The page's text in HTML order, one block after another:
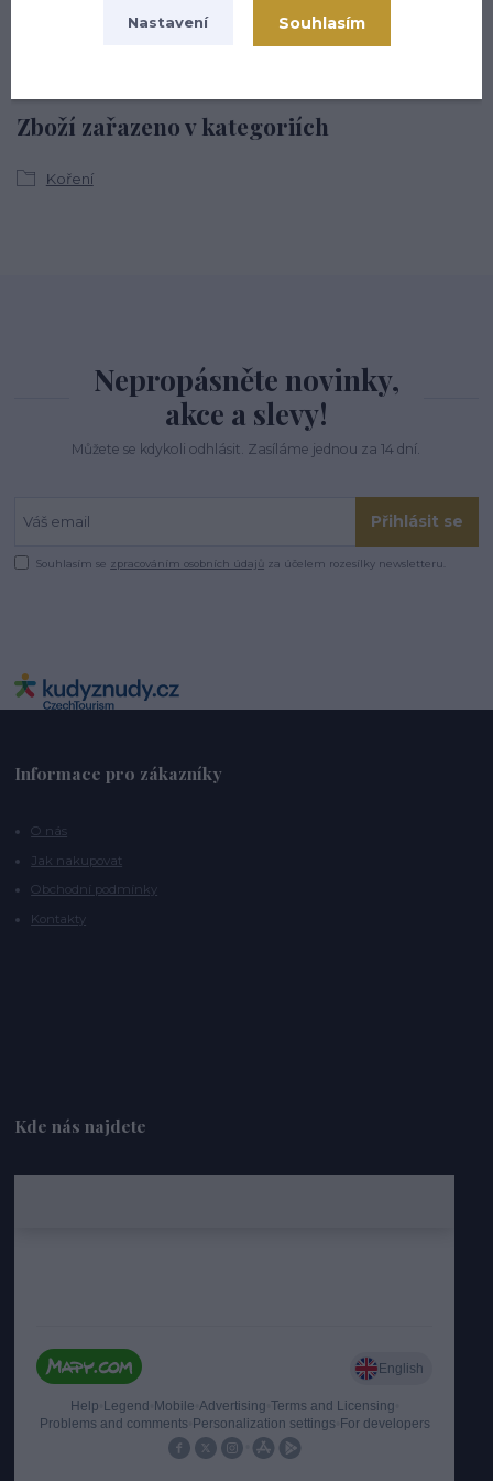
Zboží zařazeno v kategoriích
Koření
info@hsmarket.cz
Nepropásněte novinky,
akce a slevy!
Můžete se kdykoli odhlásit. Zasíláme jednou za 14 dní.
Přihlásit se
Souhlasím se zpracováním osobních údajů za účelem rozesílky newsletteru.
Informace pro zákazníky
O nás
Jak nakupovat
Obchodní podmínky
Kontakty
Kde nás najdete
Nastavení Souhlasím